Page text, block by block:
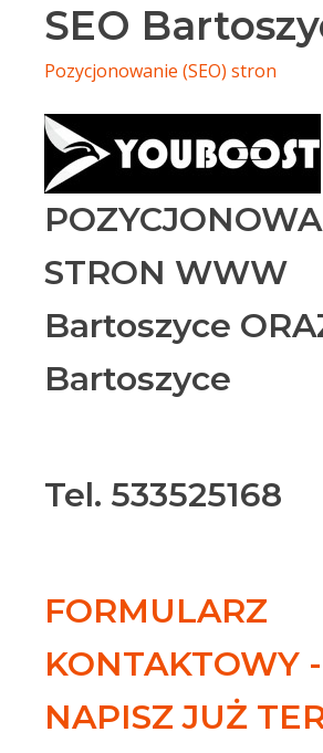
SEO
Pozycjonowanie (SEO) stron
STRON WWW
Bartoszyce
Bartoszyce
Tel. 533525168
FORMULARZ
KONTAKTOWY -
NAPISZ JUŻ